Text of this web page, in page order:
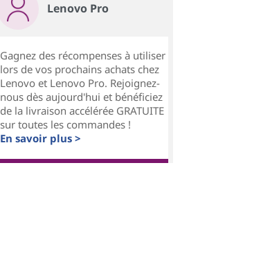
Lenovo Pro
Gagnez des récompenses à utiliser
lors de vos prochains achats chez
Lenovo et Lenovo Pro. Rejoignez-
nous dès aujourd'hui et bénéficiez
de la livraison accélérée GRATUITE
sur toutes les commandes !
En savoir plus >